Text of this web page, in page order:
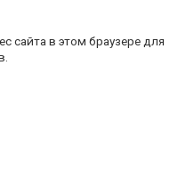
сайта в этом браузере для